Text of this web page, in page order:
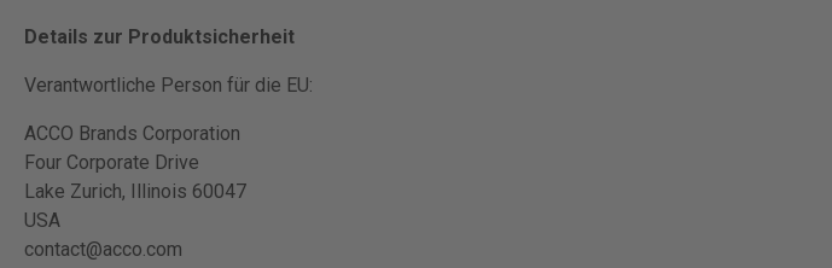
Details zur Produktsicherheit
Verantwortliche Person für die EU:
ACCO Brands Corporation
Four Corporate Drive
Lake Zurich, Illinois 60047
USA
contact@acco.com